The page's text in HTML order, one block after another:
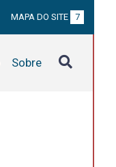
MAPA DO SITE 7
Sobre